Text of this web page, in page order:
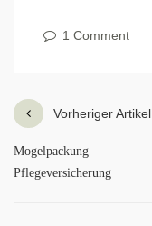
1 Comment
Vorheriger Artikel
Mogelpackung
Pflegeversicherung